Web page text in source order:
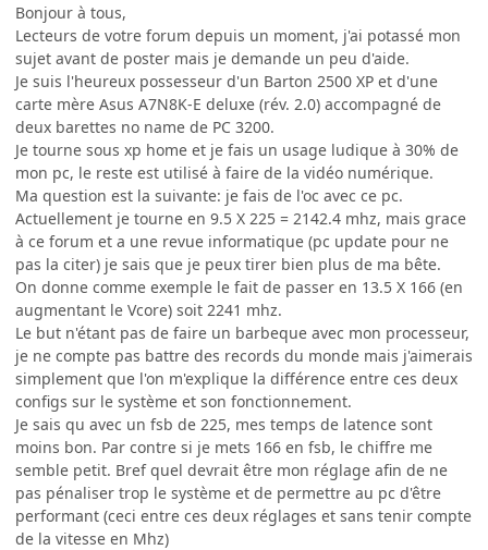
Bonjour à tous,
Lecteurs de votre forum depuis un moment, j'ai potassé mon
sujet avant de poster mais je demande un peu d'aide.
Je suis l'heureux possesseur d'un Barton 2500 XP et d'une
carte mère Asus A7N8K-E deluxe (rév. 2.0) accompagné de
deux barettes no name de PC 3200.
Je tourne sous xp home et je fais un usage ludique à 30% de
mon pc, le reste est utilisé à faire de la vidéo numérique.
Ma question est la suivante: je fais de l'oc avec ce pc.
Actuellement je tourne en 9.5 X 225 = 2142.4 mhz, mais grace
à ce forum et a une revue informatique (pc update pour ne
pas la citer) je sais que je peux tirer bien plus de ma bête.
On donne comme exemple le fait de passer en 13.5 X 166 (en
augmentant le Vcore) soit 2241 mhz.
Le but n'étant pas de faire un barbeque avec mon processeur,
je ne compte pas battre des records du monde mais j'aimerais
simplement que l'on m'explique la différence entre ces deux
configs sur le système et son fonctionnement.
Je sais qu avec un fsb de 225, mes temps de latence sont
moins bon. Par contre si je mets 166 en fsb, le chiffre me
semble petit. Bref quel devrait être mon réglage afin de ne
pas pénaliser trop le système et de permettre au pc d'être
performant (ceci entre ces deux réglages et sans tenir compte
de la vitesse en Mhz)